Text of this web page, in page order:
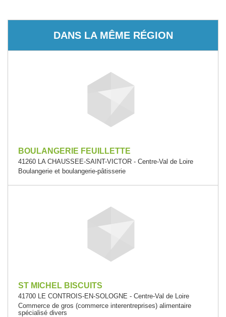
DANS LA MÊME RÉGION
BOULANGERIE FEUILLETTE
41260 LA CHAUSSEE-SAINT-VICTOR - Centre-Val de Loire
Boulangerie et boulangerie-pâtisserie
ST MICHEL BISCUITS
41700 LE CONTROIS-EN-SOLOGNE - Centre-Val de Loire
Commerce de gros (commerce interentreprises) alimentaire
spécialisé divers